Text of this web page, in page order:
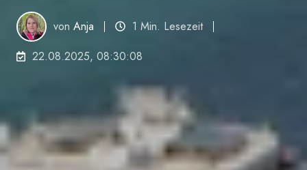
vonAnja
1 Min. Lesezeit
22.08.2025, 08:30:08